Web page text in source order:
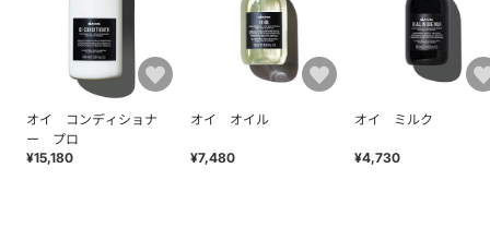
オイ コンディショナ
ー プロ
¥15,180
オイ オイル
¥7,480
オイ ミルク
¥4,730